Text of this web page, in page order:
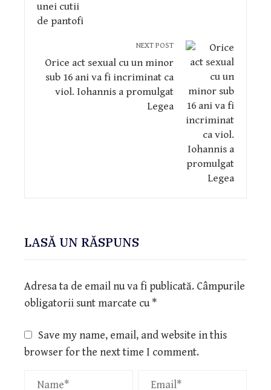
NEXT POST
Orice act sexual cu un minor
sub 16 ani va fi incriminat ca
viol. Iohannis a promulgat
Legea
LASĂ UN RĂSPUNS
Adresa ta de email nu va fi publicată. Câmpurile
obligatorii sunt marcate cu*
Save my name, email, and website in this
browser for the next time I comment.